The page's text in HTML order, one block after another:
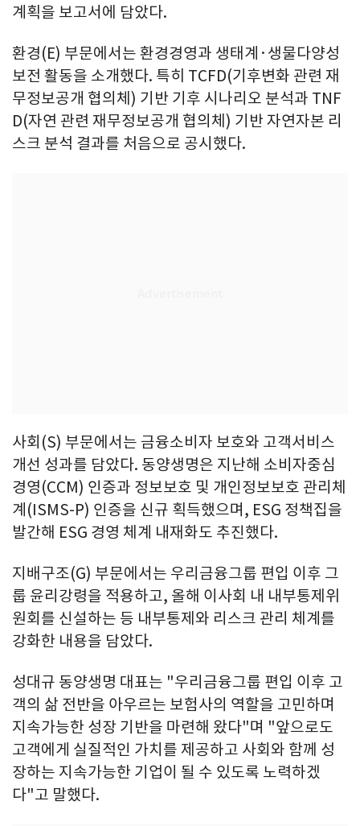
계획을 보고서에 담았다.
환경(E) 부문에서는 환경경영과 생태계·생물다양성
보전 활동을 소개했다. 특히 TCFD(기후변화 관련 재
무정보공개 협의체) 기반 기후 시나리오 분석과 TNF
D(자연 관련 재무정보공개 협의체) 기반 자연자본 리
스크 분석 결과를 처음으로 공시했다.
사회(S) 부문에서는 금융소비자 보호와 고객서비스
개선 성과를 담았다. 동양생명은 지난해 소비자중심
경영(CCM) 인증과 정보보호 및 개인정보보호 관리체
계(ISMS-P) 인증을 신규 획득했으며, ESG 정책집을
발간해 ESG 경영 체계 내재화도 추진했다.
지배구조(G) 부문에서는 우리금융그룹 편입 이후 그
룹 윤리강령을 적용하고, 올해 이사회 내 내부통제위
원회를 신설하는 등 내부통제와 리스크 관리 체계를
강화한 내용을 담았다.
성대규 동양생명 대표는 "우리금융그룹 편입 이후 고
객의 삶 전반을 아우르는 보험사의 역할을 고민하며
지속가능한 성장 기반을 마련해 왔다"며 "앞으로도
고객에게 실질적인 가치를 제공하고 사회와 함께 성
장하는 지속가능한 기업이 될 수 있도록 노력하겠
다"고 말했다.